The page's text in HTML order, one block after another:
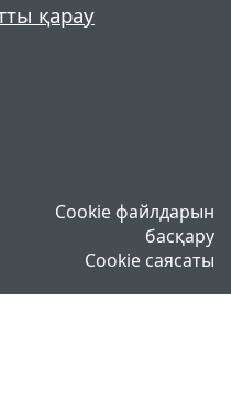
қарау
Cookie файлдарын
басқару
Cookie саясаты